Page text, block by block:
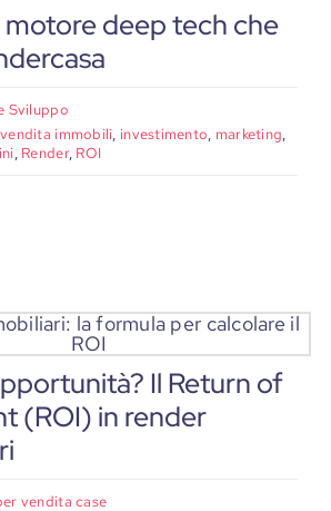
motore deep tech che
Sviluppo
immobili, investimento, marketing,
, Render, ROI
Il Return of
(ROI) in render
vendita case